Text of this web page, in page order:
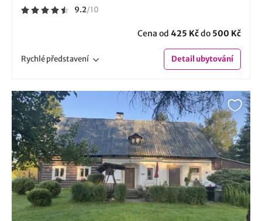
9.2/10
Cena od 425 Kčdo 500 Kč
Rychlépředstavení Detailubytování